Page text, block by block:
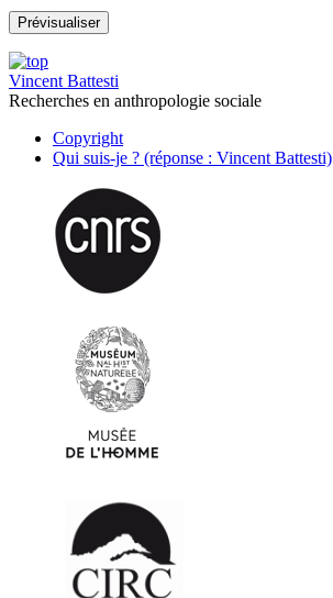
Vincent Battesti
Recherches en anthropologie sociale
Copyright
Qui suis-je ? (réponse : Vincent Battesti)